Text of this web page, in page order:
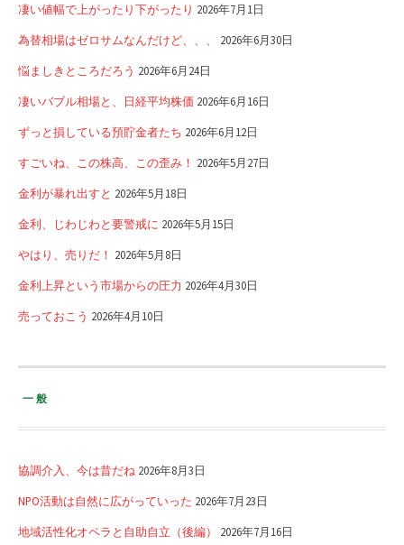
凄い値幅で上がったり下がったり 2026年7月1日
為替相場はゼロサムなんだけど、、、 2026年6月30日
悩ましきところだろう 2026年6月24日
凄いバブル相場と、日経平均株価 2026年6月16日
ずっと損している預貯金者たち 2026年6月12日
すごいね、この株高、この歪み！ 2026年5月27日
金利が暴れ出すと 2026年5月18日
金利、じわじわと要警戒に 2026年5月15日
やはり、売りだ！ 2026年5月8日
金利上昇という市場からの圧力 2026年4月30日
売っておこう 2026年4月10日
一般
協調介入、今は昔だね 2026年8月3日
NPO活動は自然に広がっていった 2026年7月23日
地域活性化オペラと自助自立（後編） 2026年7月16日